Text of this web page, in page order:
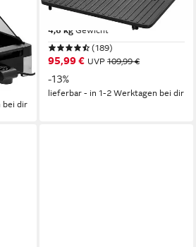
bei dir
1250 W Leistung
28,5 x 8 x 35 cm B/H/T
4,6 kg Gewicht
(189)
95,99 € UVP 109,99 €
-13%
lieferbar - in 1-2 Werktagen bei dir